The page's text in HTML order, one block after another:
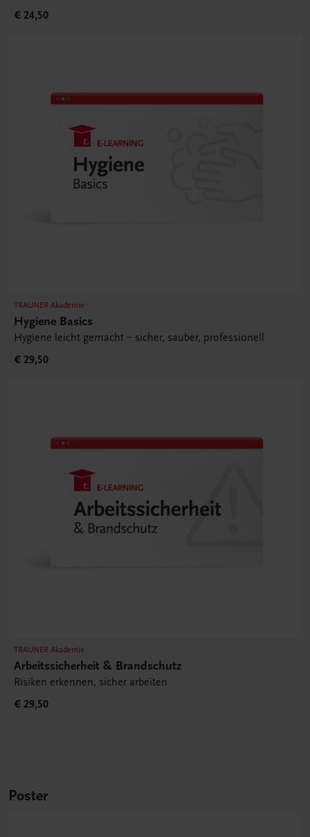
€ 24,50
TRAUNER Akademie
Hygiene Basics
Hygiene leicht gemacht – sicher, sauber, professionell
€ 29,50
TRAUNER Akademie
Arbeitssicherheit & Brandschutz
Risiken erkennen, sicher arbeiten
€ 29,50
Poster